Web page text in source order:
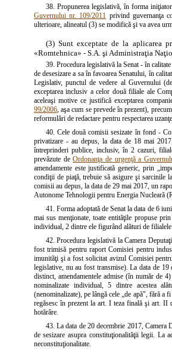
38. Propunerea legislativă, în forma
Guvernului nr. 109/2011 privind guvernanţa
ulterioare, alineatul (3) se modifică şi va avea
(3) Sunt exceptate de la aplicarea
«Romtehnica» - S.A. şi Administraţia
39. Procedura legislativă la Senat - în
de desesizare a sa în favoarea Senatului, în
Legislativ, punctul de vedere al Guvernului
exceptarea inclusiv a celor două filiale ale
aceleaşi motive ce justifică exceptarea
99/2006, aşa cum se prevede în prezent),
reformulări de redactare pentru respectarea
40. Cele două comisii sesizate în fond -
privatizare - au depus, la data de 18 mai
întreprinderi publice, inclusiv, în 2 cazuri,
prevăzute deOrdonanţa de urgenţă a
amendamente este justificată generic, prin
condiţii de piaţă, trebuie să asigure şi sarcinile
comisii au depus, la data de 29 mai 2017, un
Autonome Tehnologii pentru Energia Nucleară
41. Forma adoptată de Senat la data de 6
mai sus menţionate, toate entităţile propuse
individual, 2 dintre ele figurând alături de
42. Procedura legislativă la Camera
fost trimisă pentru raport Comisiei pentru
imunităţi şi a fost solicitat avizul Comisiei
legislative, nu au fost transmise). La data de
distinct, amendamentele admise (în număr de
nominalizate individual, 5 dintre acestea
(nenominalizate), pe lângă cele „de apă", fără a
regăsesc în prezent la art. I teza finală şi art.
hotărâre.
43. La data de 20 decembrie 2017, Camera
de sesizare asupra constituţionalităţii legii. La
neconstituţionalitate.